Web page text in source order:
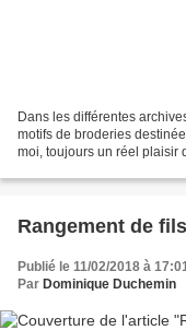
Dans les différentes
motifs de broderies
moi, toujours un réel plaisir
Rangement de
Publié le 11/02/2018 à
Par Dominique Duchemin